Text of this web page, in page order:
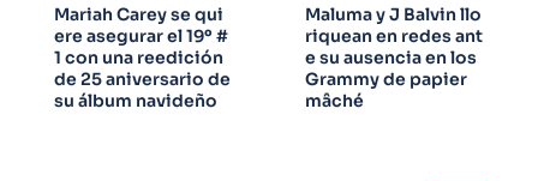
Mariah Carey se qui
ere asegurar el 19º #
1 con una reedición
de 25 aniversario de
su álbum navideño
Maluma y J Balvin llo
riquean en redes ant
e su ausencia en los
Grammy de papier
mâché